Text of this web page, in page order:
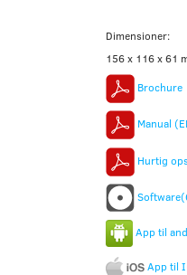
Dimensioner:
156 x 116 x 61
Brochure
Manual
Hurtig
App til
App til